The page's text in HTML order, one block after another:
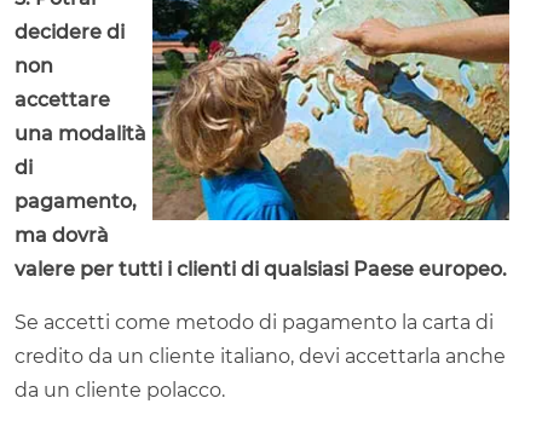
decidere di
non
accettare
una modalità
di
pagamento,
ma dovrà
valere per tutti i clienti di qualsiasi Paese europeo.
Se accetti come metodo di pagamento la carta di
credito da un cliente italiano, devi accettarla anche
da un cliente polacco.